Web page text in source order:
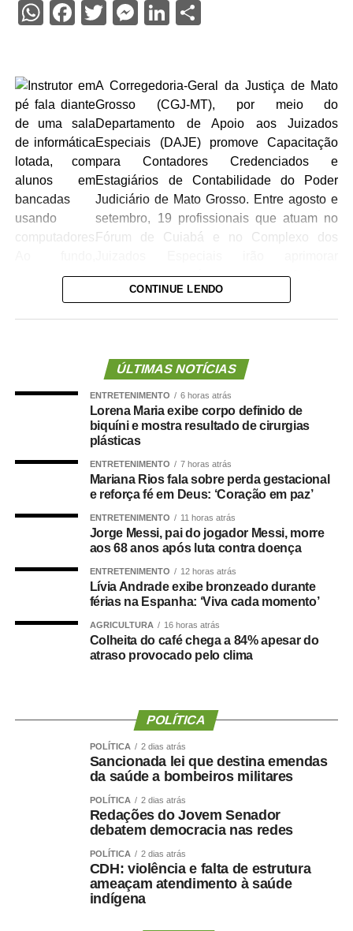
WhatsApp
Facebook
Twitter
Messenger
LinkedIn
Share
A Corregedoria-Geral da Justiça de Mato
Grosso (CGJ-MT), por meio do
Departamento de Apoio aos Juizados
Especiais (DAJE) promove Capacitação
para Contadores Credenciados e
Estagiários de Contabilidade do Poder
Judiciário de Mato Grosso. Entre agosto e
setembro, 19 profissionais que atuam no
Fórum de Cuiabá e no Complexo dos
conhecimento técnico e uniformizar
procedimentos na busca por uma melhor
setembro e conta com 11 encontros presencias que
dos Servidores do Poder Judiciário, em Cuiabá. Com
carga horária de 66 horas, a capacitação está sendo
ministrada pelos instrutores internos: Carlos José
Rodrigues, Deniz Pedroso de Almeida, Rosivaldo
Guimarães, Angélica Vilalva Guimarães e a diretora do
DAJE, Shusiene Tassinari Machado.
Durante os encontros, os participantes acompanham as
atualizações normativas, aperfeiçoam conhecimentos
técnicos, desenvolvem atividades práticas com cálculos
em processos reais e discutem procedimentos utilizados
na elaboração de laudos contábeis.
Segundo o instrutor e contador Carlos José Rodrigues, o
objetivo é alinhar a atuação dos profissionais que
“A ideia é padronizar os procedimentos. Não importa se o
qualquer outra comarca. O importante é que todos
utilizem o mesmo padrão. Muitos profissionais estão
ingressando agora e ainda não tiveram contato com essa
rotina. Por isso trabalhamos com processos reais,
discutimos cada etapa e esclarecemos as dúvidas que
surgem no dia a dia”, explica.
A diretora do DAJE, Shusiene Tassinari Machado,
ressalta que investir na qualificação dos contadores
CONTINUE LENDO
ÚLTIMAS NOTÍCIAS
ENTRETENIMENTO 6 horas atrás
Lorena Maria exibe corpo definido de
biquíni e mostra resultado de cirurgias
plásticas
ENTRETENIMENTO 7 horas atrás
Mariana Rios fala sobre perda gestacional
e reforça fé em Deus: ‘Coração em paz’
ENTRETENIMENTO 11 horas atrás
Jorge Messi, pai do jogador Messi, morre
aos 68 anos após luta contra doença
ENTRETENIMENTO 12 horas atrás
Lívia Andrade exibe bronzeado durante
férias na Espanha: ‘Viva cada momento’
AGRICULTURA 16 horas atrás
Colheita do café chega a 84% apesar do
atraso provocado pelo clima
POLÍTICA
POLÍTICA 2 dias atrás
Sancionada lei que destina emendas
da saúde a bombeiros militares
POLÍTICA 2 dias atrás
Redações do Jovem Senador
debatem democracia nas redes
POLÍTICA 2 dias atrás
CDH: violência e falta de estrutura
ameaçam atendimento à saúde
indígena